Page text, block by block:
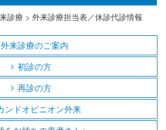
診療 > 外来診療担当表／休診代診情報
外来診療のご案内
初診の方
再診の方
ンドオピニオン外来